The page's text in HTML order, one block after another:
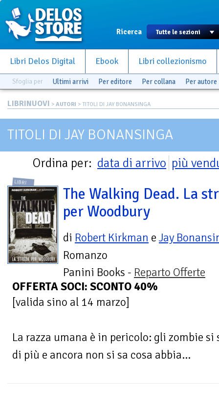
Ricerca
Libri Delos Digital Ebook Libri collezionismo
Sfoglia per Ultimi arrivi Per editore Per collana Per autore
LIBRINUOVI > AUTORI > TITOLI DI JAY BONANSINGA
TITOLI DI JAY BONANSINGA
Ordina per: data di arrivo più
LIBRI
The Walking Dead. La
per Woodbury
di Robert Kirkman e Jay
Romanzo
Panini Books - Reparto Offerte
OFFERTA SOCI: SCONTO 40%
[valida sino al 14 marzo]
La razza umana è in pericolo: gli zombie
di più e ancora non si sa cosa abbia...